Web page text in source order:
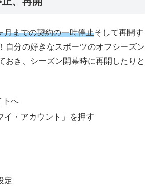
月までの契約の一時停止そして再開す
自分の好きなスポーツのオフシーズン
おき、シーズン開幕時に再開したりと
トへ
イ・アカウント」を押す
定